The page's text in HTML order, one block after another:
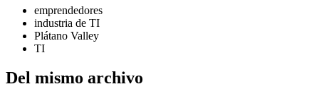
emprendedores
industria de TI
Plátano Valley
TI
Del mismo archivo